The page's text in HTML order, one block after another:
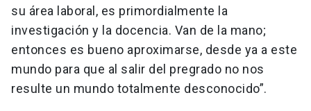
su área laboral, es primordialmente la
investigación y la docencia. Van de la mano;
entonces es bueno aproximarse, desde ya a este
mundo para que al salir del pregrado no nos
resulte un mundo totalmente desconocido”.